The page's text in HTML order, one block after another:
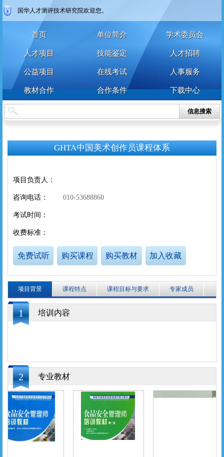
用户名
密 码
登录
个人 企业 艺术人才 特殊群众
密 码
确认密码
注册
国华人才测评技术研究院欢迎您。
首页 单位简介 学术委员会
人才项目 技能鉴定 人才招聘
公益项目 在线考试 人事服务
教材合作 合作条件 下载中心
信息搜索
GHTA中国美术创作员课程体系
项目负责人：
咨询电话： 010-53688860
考试时间：
收费标准：
免费试听 购买课程 购买教材 加入收藏
项目背景 课程特点 课程目标与要求 专家成员
1 培训内容
2 专业教材